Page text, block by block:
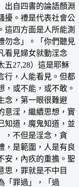
出自四書的論語顏淵
擾。禮是代表社會公
這四方面是人所能測
勿念」。「你們聽見
看見婦女就動淫念
五27,28）這是耶穌
行，人能看見。但都
，或不能，或不敢。
念，第一眼很難避
意淫，繼續思想，實
知道，魔鬼知道，並
，不但是淫念，貪
，是範圍，人是有良
安，內疚的重擔。聖
思，罪就是不中目
「罪過」，「過